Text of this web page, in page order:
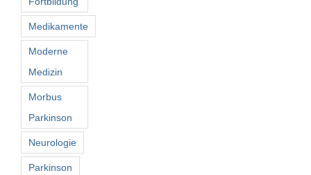
Medikamente
Moderne
Medizin
Morbus
Parkinson
Neurologie
Parkinson